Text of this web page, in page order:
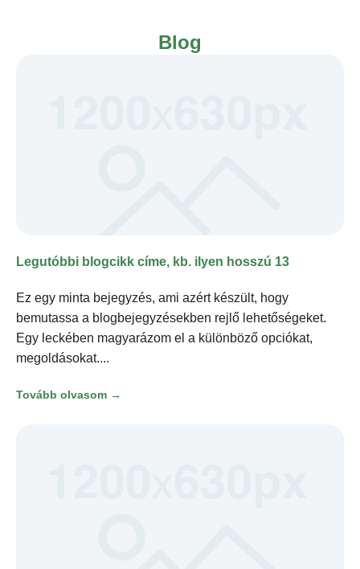
Blog
Legutóbbi blogcikk címe, kb. ilyen hosszú 13
Ez egy minta bejegyzés, ami azért készült, hogy
bemutassa a blogbejegyzésekben rejlő lehetőségeket.
Egy leckében magyarázom el a különböző opciókat,
megoldásokat.
Tovább olvasom →